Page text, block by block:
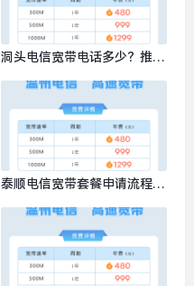
洞头电信宽带电话多少？推荐
泰顺电信宽带套餐申请流程